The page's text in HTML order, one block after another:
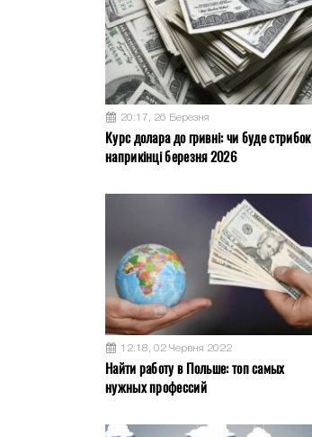
20:17, 26 Березня
Курс долара до гривні: чи буде стрибок
наприкінці березня 2026
12:18, 02 Червня 2022
Найти работу в Польше: топ самых
нужных профессий